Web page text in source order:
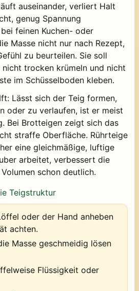
auseinander, verliert Halt
genug Spannung
feinen Kuchen- oder
Masse nicht nur nach Rezept,
zu beurteilen. Sie soll
trocken krümeln und nicht
im Schüsselboden kleben.
Lässt sich der Teig formen,
oder zu verlaufen, ist er meist
Bei Brotteigen zeigt sich das
straffe Oberfläche. Rührteige
eine gleichmäßige, luftige
arbeitet, verbessert die
schon deutlich.
Teigstruktur
oder der Hand anheben
achten.
Masse geschmeidig lösen
Flüssigkeit oder